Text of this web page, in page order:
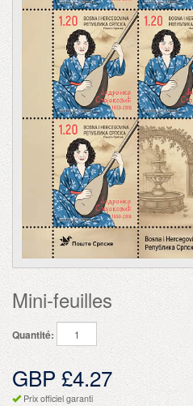
Mini-feuilles
Quantité:
GBP £4.27
Prix officiel garanti